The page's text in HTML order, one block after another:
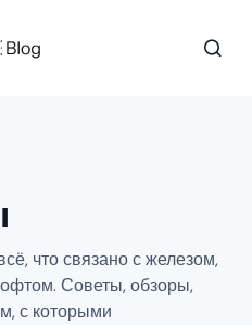
что связано с железом,
Советы, обзоры,
с которыми